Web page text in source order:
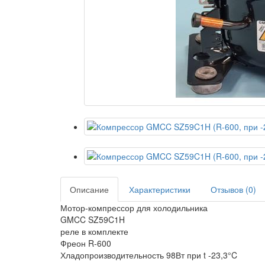
Описание Характеристики
Отзывов (0)
Мотор-компрессор для холодильника
GMCC SZ59C1H
реле в комплекте
Фреон R-600
Хладопроизводительность 98Вт при t -23,3°C